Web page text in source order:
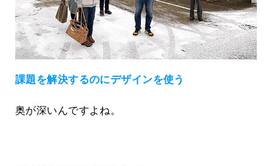
課題を解決するのにデザインを使う
奥が深いんですよね。